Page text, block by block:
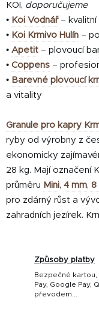
KOI, doporučujeme
• Koi Vodnář– kvalitní
• Koi Krmivo Hulín –
• Apetit – plovoucí
• Coppens –
• Barevné plovoucí
a vitality
Granule pro kapry
ryby od výrobny z
ekonomicky
28 kg. Mají označení
průměru Mini, 4 mm, 8
pro zdárný růst a
zahradních jezírek.
Způsoby platby
Bezpečné kartou,
Pay, Google Pay,
převodem...